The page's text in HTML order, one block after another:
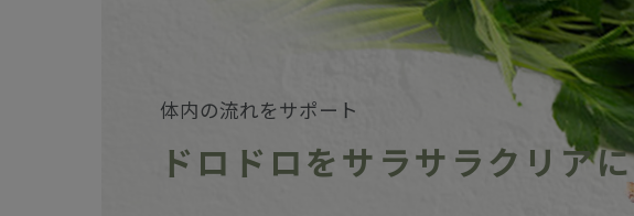
体内の流れをサポート
ドロドロをサラサラクリアに